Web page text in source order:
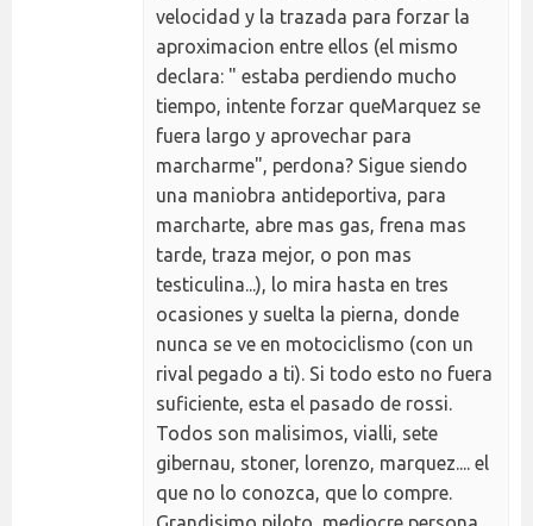
velocidad y la trazada para forzar la
aproximacion entre ellos (el mismo
declara: " estaba perdiendo mucho
tiempo, intente forzar queMarquez se
fuera largo y aprovechar para
marcharme", perdona? Sigue siendo
una maniobra antideportiva, para
marcharte, abre mas gas, frena mas
tarde, traza mejor, o pon mas
testiculina...), lo mira hasta en tres
ocasiones y suelta la pierna, donde
nunca se ve en motociclismo (con un
rival pegado a ti). Si todo esto no fuera
suficiente, esta el pasado de rossi.
Todos son malisimos, vialli, sete
gibernau, stoner, lorenzo, marquez.... el
que no lo conozca, que lo compre.